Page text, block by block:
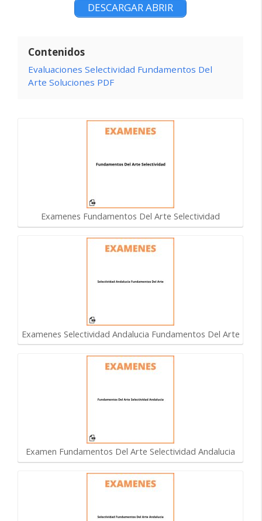
DESCARGAR ABRIR
Contenidos
Evaluaciones Selectividad Fundamentos Del
Arte Soluciones PDF
Examenes Fundamentos Del Arte Selectividad
Examenes Selectividad Andalucia Fundamentos Del Arte
Examen Fundamentos Del Arte Selectividad Andalucia